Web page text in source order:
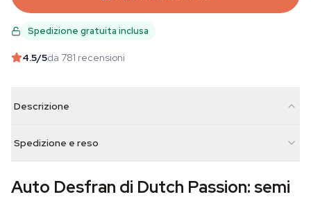
Spedizione gratuita inclusa
4.5/5da 781 recensioni
Descrizione
Spedizione e reso
Auto Desfran di Dutch Passion: semi